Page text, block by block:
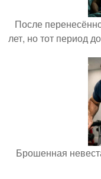
После
лет, но тот период
Брошенная